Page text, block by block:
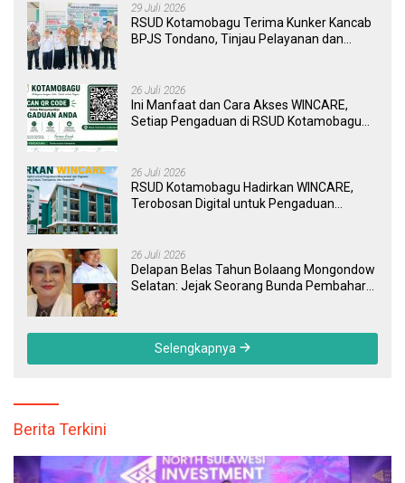
29 Juli 2026
RSUD Kotamobagu Terima Kunker Kancab
BPJS Tondano, Tinjau Pelayanan dan
26 Juli 2026
Ini Manfaat dan Cara Akses WINCARE,
Setiap Pengaduan di RSUD Kotamobagu
26 Juli 2026
RSUD Kotamobagu Hadirkan WINCARE,
Terobosan Digital untuk Pengaduan
26 Juli 2026
Delapan Belas Tahun Bolaang Mongondow
Selatan: Jejak Seorang Bunda Pembaharu
Selengkapnya
Berita Terkini